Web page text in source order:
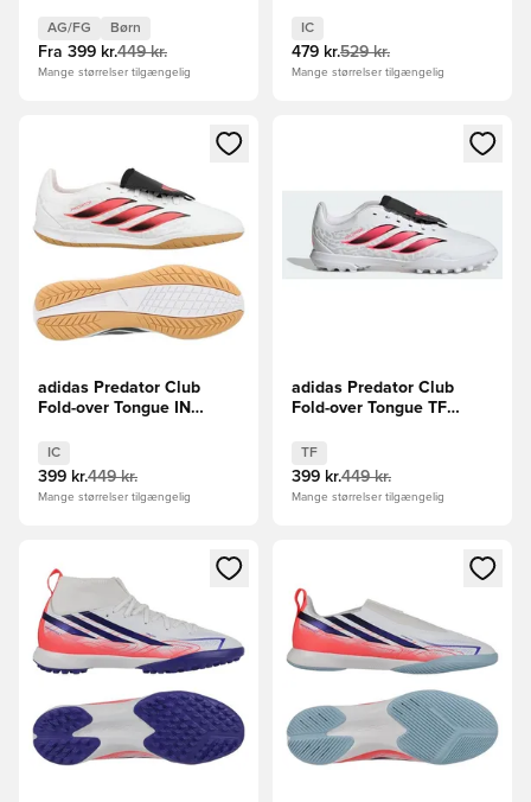
AG/FG Børn
Fra 399 kr.449 kr.
Mange størrelser tilgængelig
IC
479 kr.529 kr.
Mange størrelser tilgængelig
Åbner en Modal til at logge ind eller tilmelde dig som
adidas Predator Club
Fold-over Tongue IN
IC
399 kr.449 kr.
Mange størrelser tilgængelig
Åbner en Modal til at logge
adidas Predator Club
Fold-over Tongue TF
TF
399 kr.449 kr.
Mange størrelser tilgængelig
Åbner en Modal til at logge ind eller tilmelde dig som
Åbner en Modal til at logge